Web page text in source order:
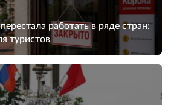
работать в ряде стран:
туристов